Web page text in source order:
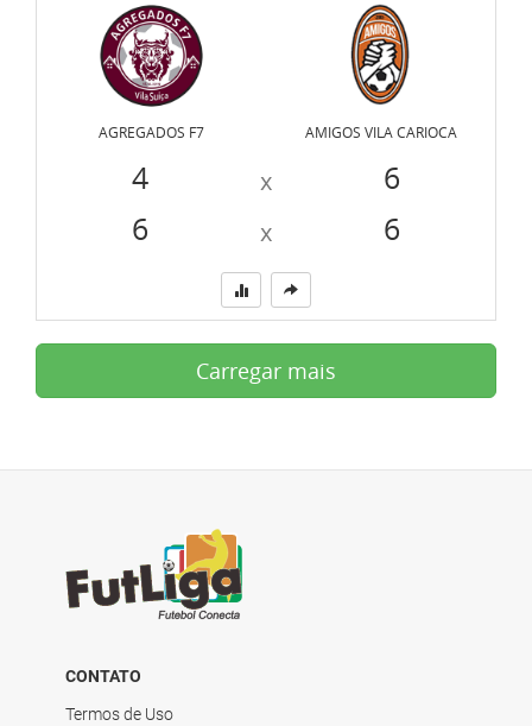
AGREGADOS F7 AMIGOS VILA CARIOCA
4 x
6
6
x 6
Carregar mais
CONTATO
Termos de Uso